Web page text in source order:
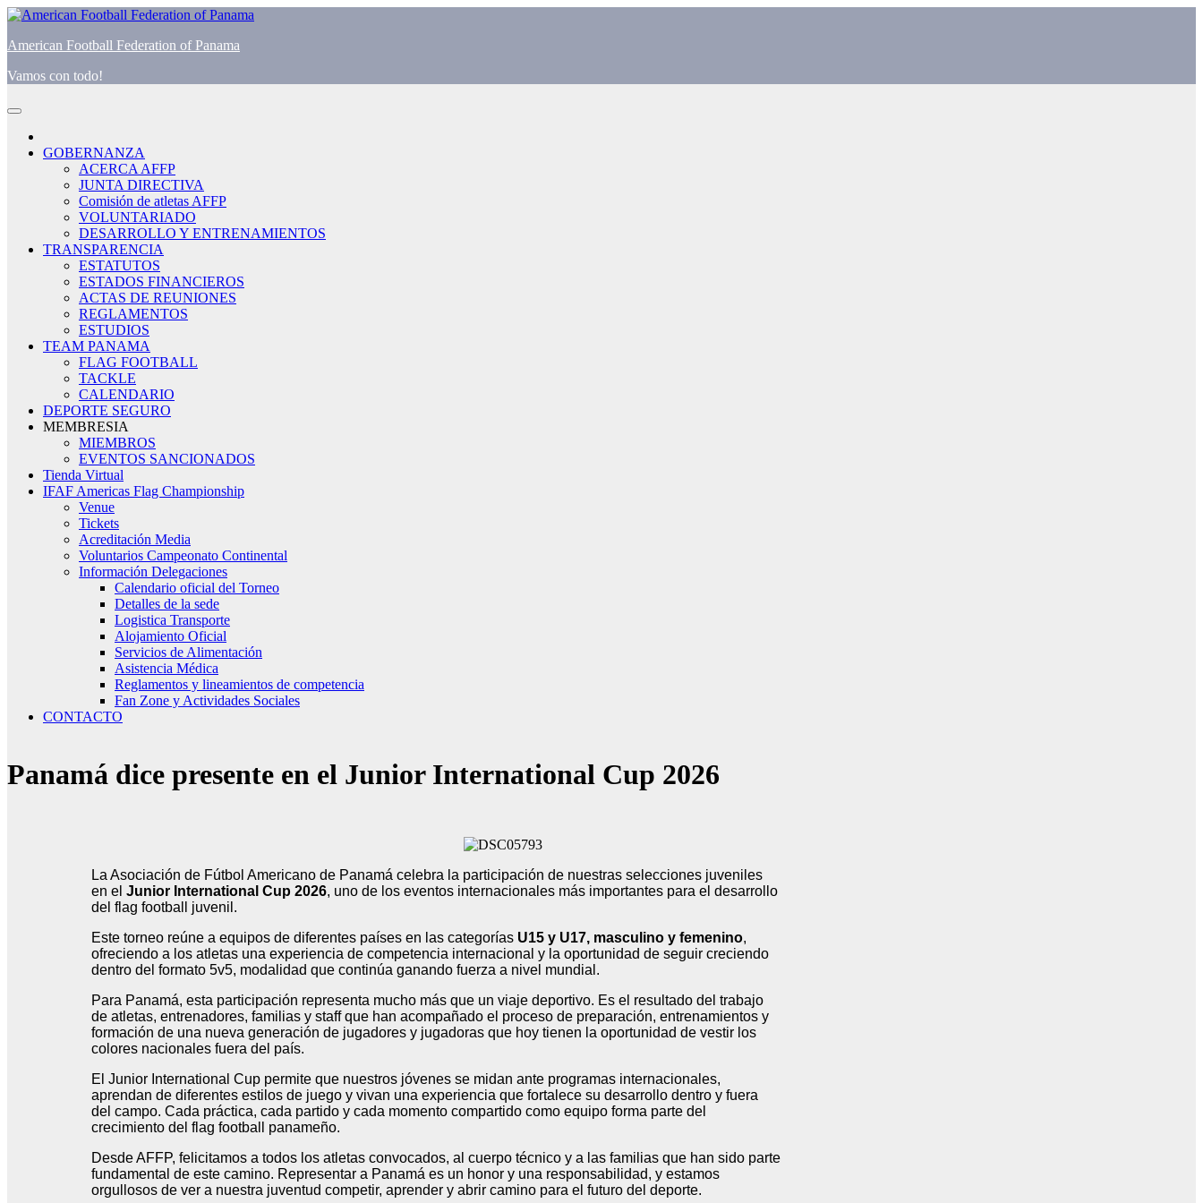
American Football Federation of Panama
Vamos con todo!
GOBERNANZA
ACERCA AFFP
JUNTA DIRECTIVA
Comisión de atletas AFFP
VOLUNTARIADO
DESARROLLO Y ENTRENAMIENTOS
TRANSPARENCIA
ESTATUTOS
ESTADOS FINANCIEROS
ACTAS DE REUNIONES
REGLAMENTOS
ESTUDIOS
TEAM PANAMA
FLAG FOOTBALL
TACKLE
CALENDARIO
DEPORTE SEGURO
MEMBRESIA
MIEMBROS
EVENTOS SANCIONADOS
Tienda Virtual
IFAF Americas Flag Championship
Venue
Tickets
Acreditación Media
Voluntarios Campeonato Continental
Información Delegaciones
Calendario oficial del Torneo
Detalles de la sede
Logistica Transporte
Alojamiento Oficial
Servicios de Alimentación
Asistencia Médica
Reglamentos y lineamientos de competencia
Fan Zone y Actividades Sociales
CONTACTO
Panamá dice presente en el Junior International Cup 2026
La Asociación de Fútbol Americano de Panamá celebra la participación de nuestras selecciones juveniles
en el Junior International Cup 2026, uno de los eventos internacionales más importantes para el desarrollo
del flag football juvenil.
Este torneo reúne a equipos de diferentes países en las categorías U15 y U17, masculino y femenino,
ofreciendo a los atletas una experiencia de competencia internacional y la oportunidad de seguir creciendo
dentro del formato 5v5, modalidad que continúa ganando fuerza a nivel mundial.
Para Panamá, esta participación representa mucho más que un viaje deportivo. Es el resultado del trabajo
de atletas, entrenadores, familias y staff que han acompañado el proceso de preparación, entrenamientos y
formación de una nueva generación de jugadores y jugadoras que hoy tienen la oportunidad de vestir los
colores nacionales fuera del país.
El Junior International Cup permite que nuestros jóvenes se midan ante programas internacionales,
aprendan de diferentes estilos de juego y vivan una experiencia que fortalece su desarrollo dentro y fuera
del campo. Cada práctica, cada partido y cada momento compartido como equipo forma parte del
crecimiento del flag football panameño.
Desde AFFP, felicitamos a todos los atletas convocados, al cuerpo técnico y a las familias que han sido parte
fundamental de este camino. Representar a Panamá es un honor y una responsabilidad, y estamos
orgullosos de ver a nuestra juventud competir, aprender y abrir camino para el futuro del deporte.